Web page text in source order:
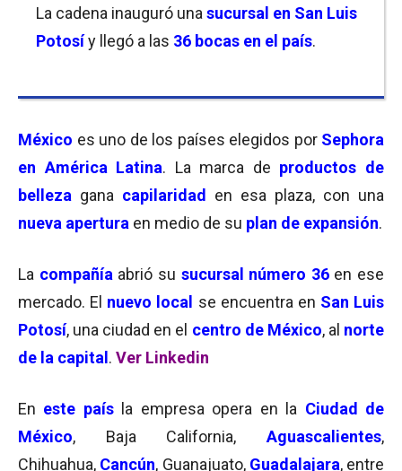
La cadena inauguró una sucursal en San Luis
Potosíy llegó a las 36 bocas en el país.
México es uno de los países elegidos porSephora
en América Latina. La marca de productos de
belleza gana capilaridad
en esa plaza, con una
nueva apertura en medio de su plan de expansión.
La compañía abrió su sucursal número 36 en ese
mercado. El nuevo local se encuentra en San Luis
Potosí, una ciudad en el centro de México, al norte
de la capital . Ver Linkedin
En este paísla empresa opera en la Ciudad de
México, Baja California, Aguascalientes,
Chihuahua, Cancún, Guanajuato, Guadalajara, entre